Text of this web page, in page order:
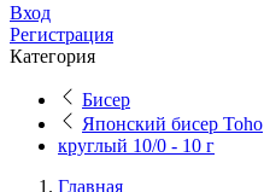
Вход
Регистрация
Категория
Бисер
Японский бисер Toho
круглый 10/0 - 10 г
Главная